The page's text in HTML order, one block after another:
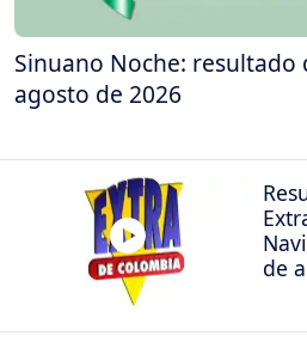
Sinuano Noche: resultado
agosto de 2026
de